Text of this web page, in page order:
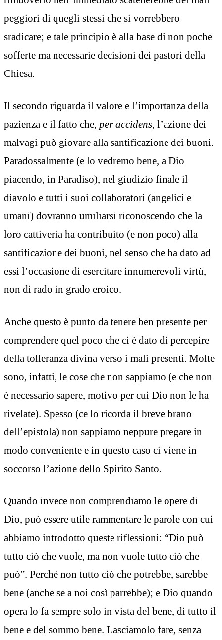
peggiori di quegli stessi che si vorrebbero
sradicare; e tale principio è alla base di non poche
sofferte ma necessarie decisioni dei pastori della
Chiesa.
Il secondo riguarda il valore e l’importanza della
pazienza e il fatto che, per accidens, l’azione dei
malvagi può giovare alla santificazione dei buoni.
Paradossalmente (e lo vedremo bene, a Dio
piacendo, in Paradiso), nel giudizio finale il
diavolo e tutti i suoi collaboratori (angelici e
umani) dovranno umiliarsi riconoscendo che la
loro cattiveria ha contribuito (e non poco) alla
santificazione dei buoni, nel senso che ha dato ad
essi l’occasione di esercitare innumerevoli virtù,
non di rado in grado eroico.
Anche questo è punto da tenere ben presente per
comprendere quel poco che ci è dato di percepire
della tolleranza divina verso i mali presenti. Molte
sono, infatti, le cose che non sappiamo (e che non
è necessario sapere, motivo per cui Dio non le ha
rivelate). Spesso (ce lo ricorda il breve brano
dell’epistola) non sappiamo neppure pregare in
modo conveniente e in questo caso ci viene in
soccorso l’azione dello Spirito Santo.
Quando invece non comprendiamo le opere di
Dio, può essere utile rammentare le parole con cui
abbiamo introdotto queste riflessioni: “Dio può
tutto ciò che vuole, ma non vuole tutto ciò che
può”. Perché non tutto ciò che potrebbe, sarebbe
bene (anche se a noi così parrebbe); e Dio quando
opera lo fa sempre solo in vista del bene, di tutto il
bene e del sommo bene. Lasciamolo fare, senza